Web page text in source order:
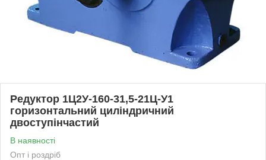
Редуктор 1Ц2У-160-31,5-21Ц-У1
горизонтальний циліндричний
двоступінчастий
В наявності
Опт і роздріб